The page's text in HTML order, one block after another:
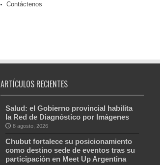
Contáctenos
ARTÍCULOS RECIENTES
Salud: el Gobierno provincial habilita
la Red de Diagnóstico por Imágenes
8 agosto, 2026
Chubut fortalece su posicionamiento
como destino sede de eventos tras su
participación en Meet Up Argentina